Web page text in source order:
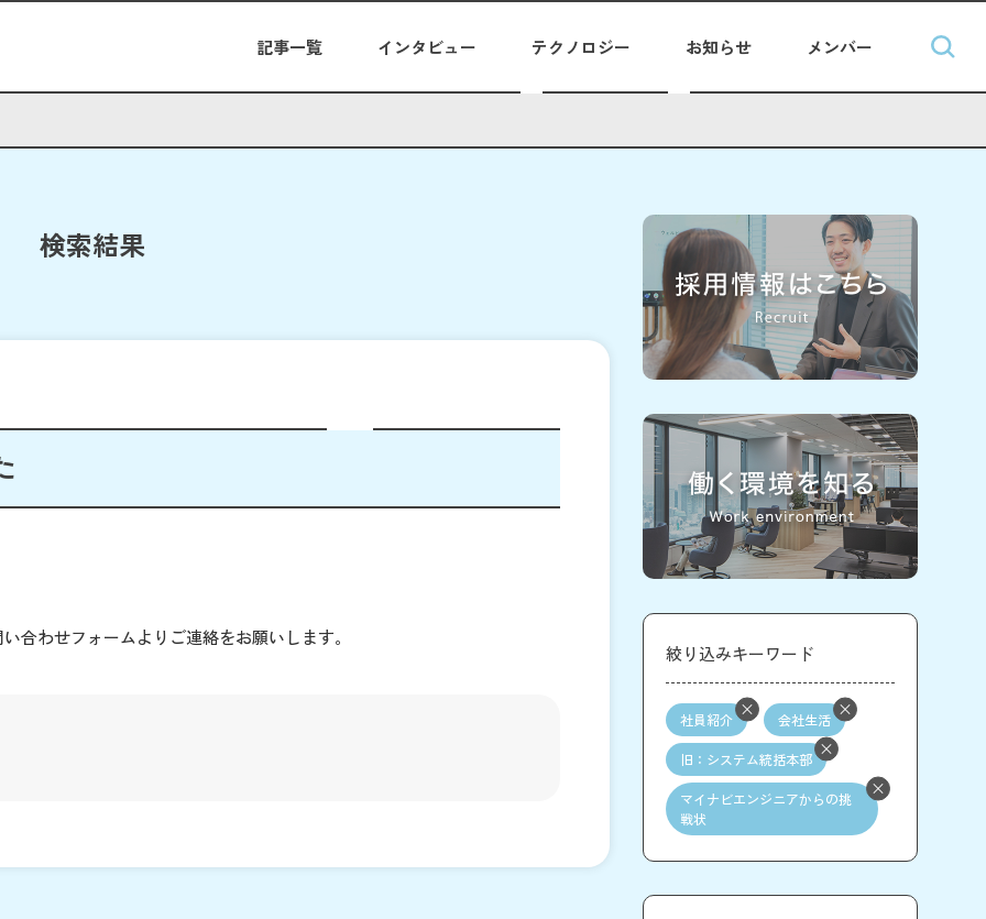
記事一覧 インタビュー テクノロジー お知らせ メンバー
検索結果
合わせフォームよりご連絡をお願いします。
絞り込みキーワード
社員紹介 会社生活
旧：システム統括本部
マイナビエンジニアからの挑
戦状